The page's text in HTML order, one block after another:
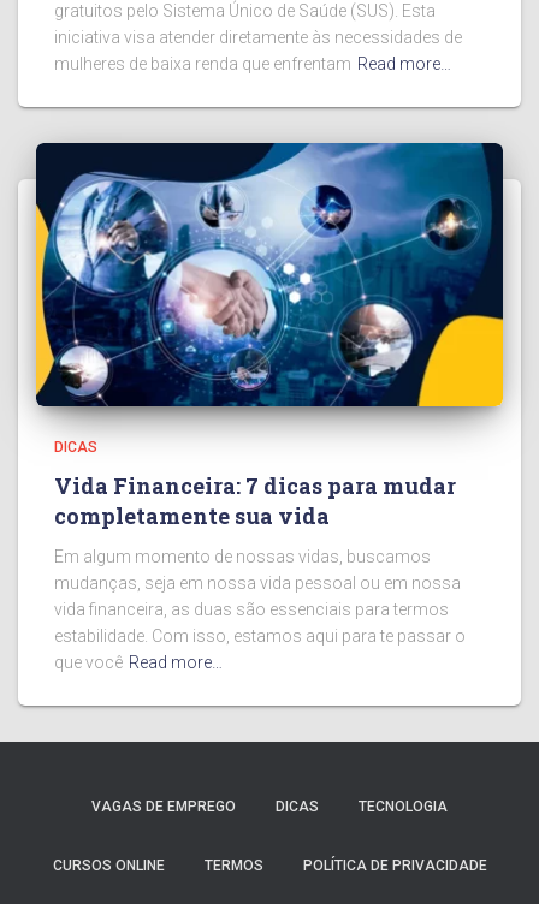
gratuitos pelo Sistema Único de Saúde (SUS). Esta
iniciativa visa atender diretamente às necessidades de
mulheres de baixa renda que enfrentam Read more…
DICAS
Vida Financeira: 7 dicas para mudar
completamente sua vida
Em algum momento de nossas vidas, buscamos
mudanças, seja em nossa vida pessoal ou em nossa
vida financeira, as duas são essenciais para termos
estabilidade. Com isso, estamos aqui para te passar o
que você Read more…
VAGAS DE EMPREGO DICAS TECNOLOGIA
CURSOS ONLINE TERMOS POLÍTICA DE PRIVACIDADE